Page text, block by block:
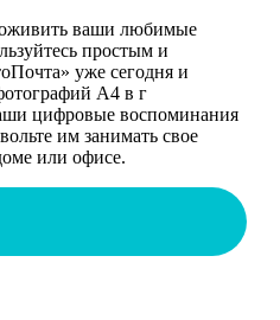
ваши любимые
простым и
уже сегодня и
А4 в г
цифровые воспоминания
им занимать свое
или офисе.